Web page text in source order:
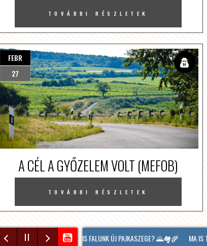
TOVÁBBI RÉSZLETEK
FEBR
27
A CÉL A GYŐZELEM VOLT (MEFOB)
TOVÁBBI RÉSZLETEK
A VÍZILABDA TÁBOR SOPRONBAN! #VIZILABDA #SOPRON #TÁBOR #NYÁR
HOL LESZ A MI KIS FALUNK ÚJ PAJKASZEGE? 🌄🏘️🌾 MA IS